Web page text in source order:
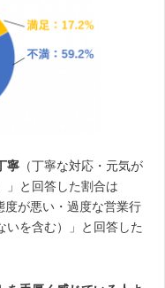
寧 （丁寧な対応・元気が
」と回答した割合は
度が悪い・過度な営業行
いを含む）」と回答した